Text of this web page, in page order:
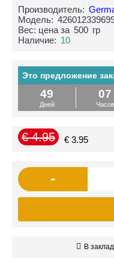
Производитель:
Модель:
Вес: цена за 500 гр
Наличие: 10
Это предложение
49
Дней
07
Часов
€ 4.95 € 3.95
-
В